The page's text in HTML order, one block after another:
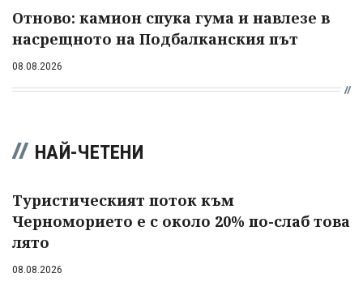
Отново: камион спука гума и навлезе в
насрещното на Подбалканския път
08.08.2026
НАЙ-ЧЕТЕНИ
Туристическият поток към
Черноморието е с около 20% по-слаб това
лято
08.08.2026